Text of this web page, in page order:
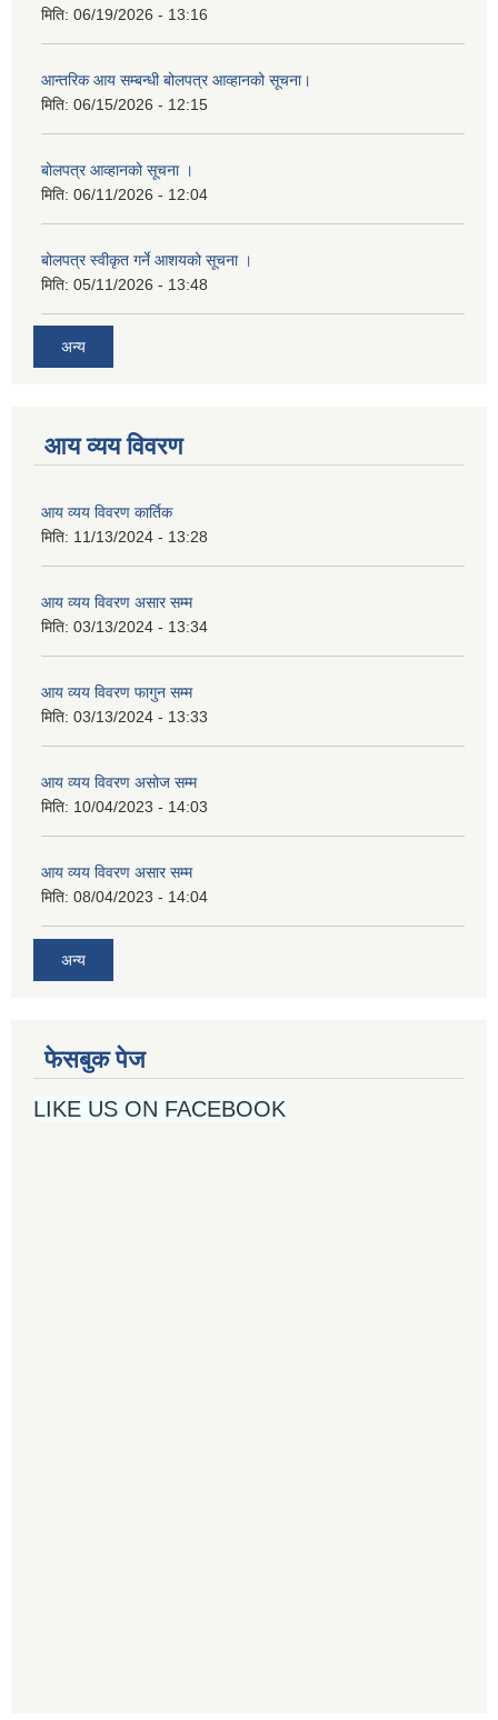
मिति: 06/19/2026 - 13:16
आन्तरिक आय सम्बन्धी बोलपत्र आव्हानको सूचना।
मिति: 06/15/2026 - 12:15
बोलपत्र आव्हानको सूचना ।
मिति: 06/11/2026 - 12:04
बोलपत्र स्वीकृत गर्ने आशयको सूचना ।
मिति: 05/11/2026 - 13:48
अन्य
आय व्यय विवरण
आय व्यय विवरण कार्तिक
मिति: 11/13/2024 - 13:28
आय व्यय विवरण असार सम्म
मिति: 03/13/2024 - 13:34
आय व्यय विवरण फागुन सम्म
मिति: 03/13/2024 - 13:33
आय व्यय विवरण असोज सम्म
मिति: 10/04/2023 - 14:03
आय व्यय विवरण असार सम्म
मिति: 08/04/2023 - 14:04
अन्य
फेसबुक पेज
LIKE US ON FACEBOOK